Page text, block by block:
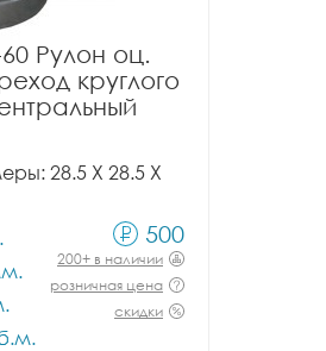
Рулон оц.
круглого
28.5 X 28.5 X
500
200+ в наличии
розничная цена
скидки